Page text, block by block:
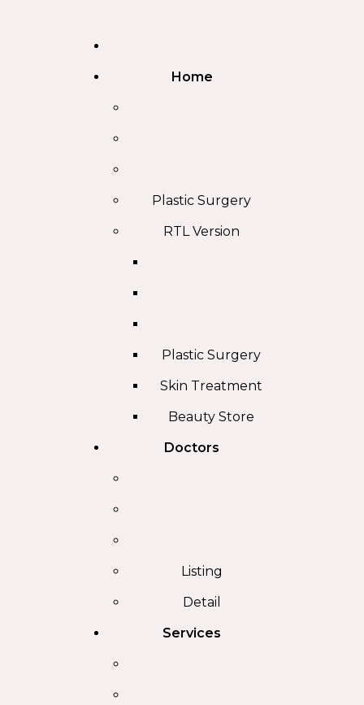
Home
Plastic Surgery
RTL Version
Plastic Surgery
Skin Treatment
Beauty Store
Doctors
Listing
Detail
Services